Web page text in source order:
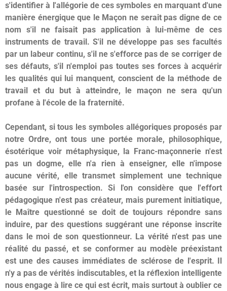
s'identifier à l'allégorie de ces symboles en marquant d'une
manière énergique que le Maçon ne serait pas digne de ce
nom s'il ne faisait pas application à lui-même de ces
instruments de travail. S'il ne développe pas ses facultés
par un labeur continu, s'il ne s'efforce pas de se corriger de
ses défauts, s'il n'emploi pas toutes ses forces à acquérir
les qualités qui lui manquent, conscient de la méthode de
travail et du but à atteindre, le maçon ne sera qu'un
profane à l'école de la fraternité.
Cependant, si tous les symboles allégoriques proposés par
notre Ordre, ont tous une portée morale, philosophique,
ésotérique voir métaphysique, la Franc-maçonnerie n'est
pas un dogme, elle n'a rien à enseigner, elle n'impose
aucune vérité, elle transmet simplement une technique
basée sur l'introspection. Si l'on considère que l'effort
pédagogique n'est pas créateur, mais purement initiatique,
le Maître questionné se doit de toujours répondre sans
induire, par des questions suggérant une réponse inscrite
dans le moi de son questionneur. La vérité n'est pas une
réalité du passé, et se conformer au modèle préexistant
est une des causes immédiates de sclérose de l'esprit. Il
n'y a pas de vérités indiscutables, et la réflexion intelligente
nous engage à lire ce qui est écrit, mais surtout à oublier ce